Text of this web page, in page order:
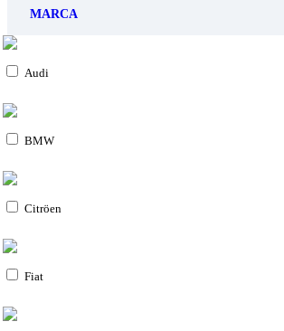
MARCA
Audi
BMW
Citröen
Fiat